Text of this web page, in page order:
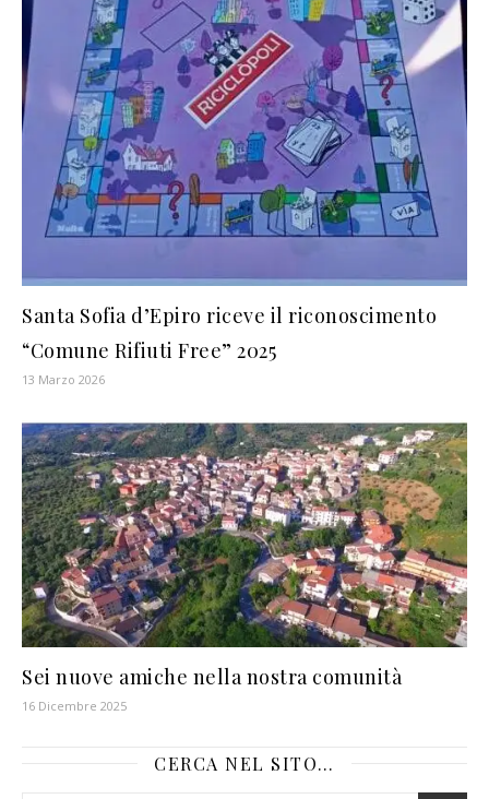
Santa Sofia d’Epiro riceve il riconoscimento
“Comune Rifiuti Free” 2025
13 Marzo 2026
Sei nuove amiche nella nostra comunità
16 Dicembre 2025
CERCA NEL SITO…